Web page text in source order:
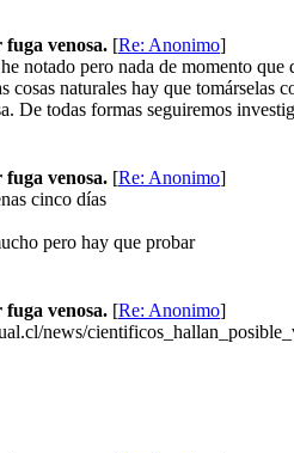
venosa. [Re: Anonimo]
notado pero nada de momento que
cosas naturales hay que tomárselas
De todas formas seguiremos
venosa. [Re: Anonimo]
cinco días
pero hay que probar
venosa. [Re: Anonimo]
news/